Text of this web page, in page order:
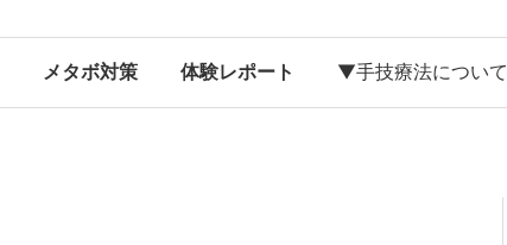
メタボ対策 体験レポート ▼手技療法について